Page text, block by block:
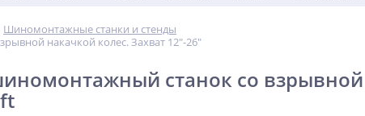
Шиномонтажные станки и стенды
накачкой колес. Захват 12"-26"
станок со